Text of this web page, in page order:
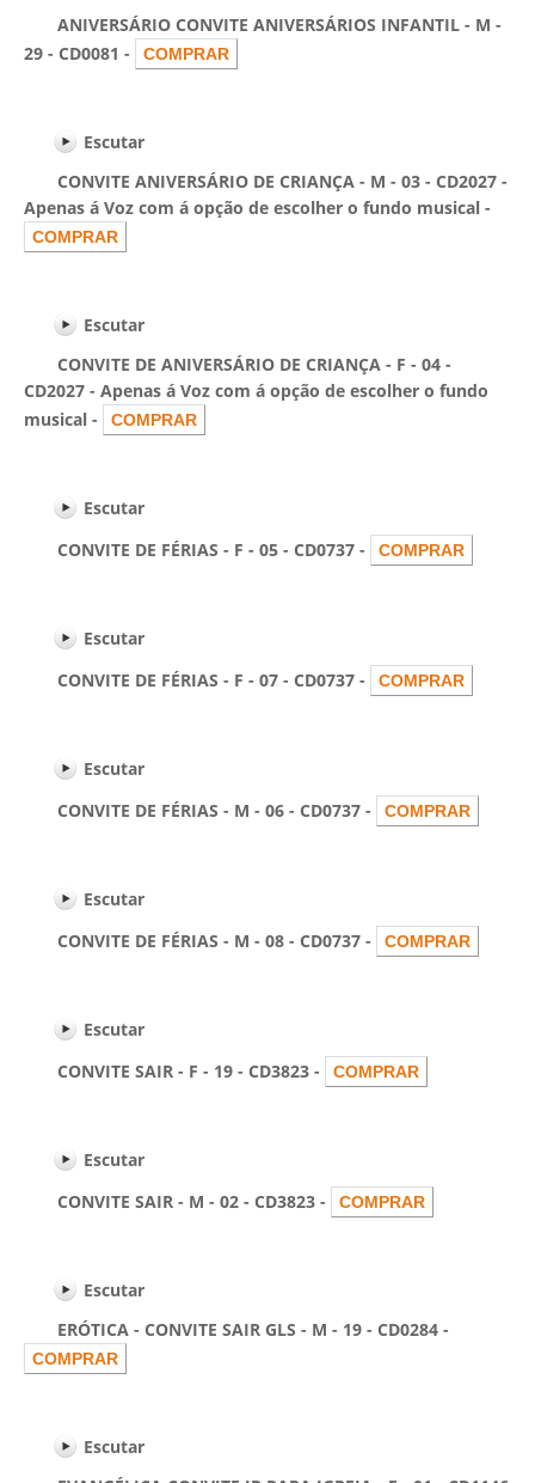
ANIVERSÁRIO CONVITE ANIVERSÁRIOS INFANTIL - M -
29 - CD0081 -
Escutar
CONVITE ANIVERSÁRIO DE CRIANÇA - M - 03 - CD2027 -
Apenas á Voz com á opção de escolher o fundo musical -
Escutar
CONVITE DE ANIVERSÁRIO DE CRIANÇA - F - 04 -
CD2027 - Apenas á Voz com á opção de escolher o fundo
musical -
Escutar
CONVITE DE FÉRIAS - F - 05 - CD0737 -
Escutar
CONVITE DE FÉRIAS - F - 07 - CD0737 -
Escutar
CONVITE DE FÉRIAS - M - 06 - CD0737 -
Escutar
CONVITE DE FÉRIAS - M - 08 - CD0737 -
Escutar
CONVITE SAIR - F - 19 - CD3823 -
Escutar
CONVITE SAIR - M - 02 - CD3823 -
Escutar
ERÓTICA - CONVITE SAIR GLS - M - 19 - CD0284 -
Escutar